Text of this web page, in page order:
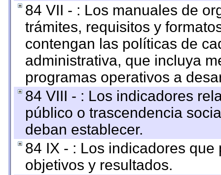
84 VII - : Los manuales de
trámites, requisitos y
contengan las políticas de
administrativa, que incluya
programas operativos a
84 VIII - : Los indicadores
público o trascendencia
deban establecer.
84 IX - : Los indicadores
objetivos y resultados.